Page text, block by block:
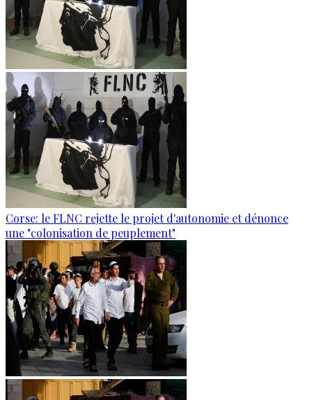
Corse: le FLNC rejette le projet d'autonomie et dénonce
une "colonisation de peuplement"